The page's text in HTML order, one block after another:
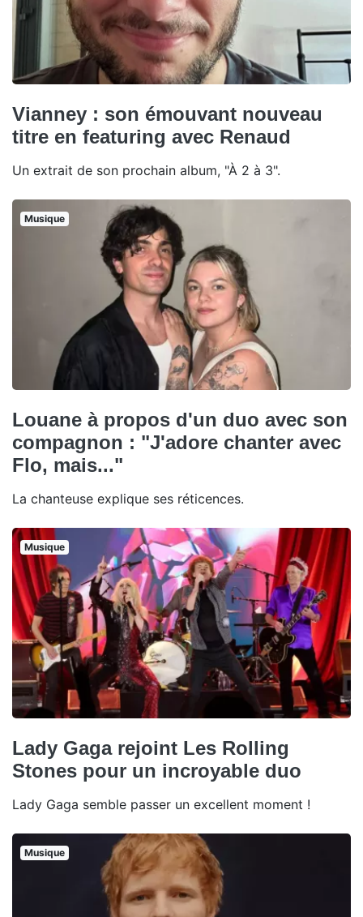
Vianney : son émouvant nouveau
titre en featuring avec Renaud
Un extrait de son prochain album, "À 2 à 3".
Musique
Louane à propos d'un duo avec son
compagnon : "J'adore chanter avec
Flo, mais..."
La chanteuse explique ses réticences.
Musique
Lady Gaga rejoint Les Rolling
Stones pour un incroyable duo
Lady Gaga semble passer un excellent moment !
Musique